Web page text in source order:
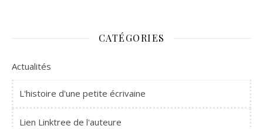
CATÉGORIES
Actualités
L'histoire d'une petite écrivaine
Lien Linktree de l'auteure